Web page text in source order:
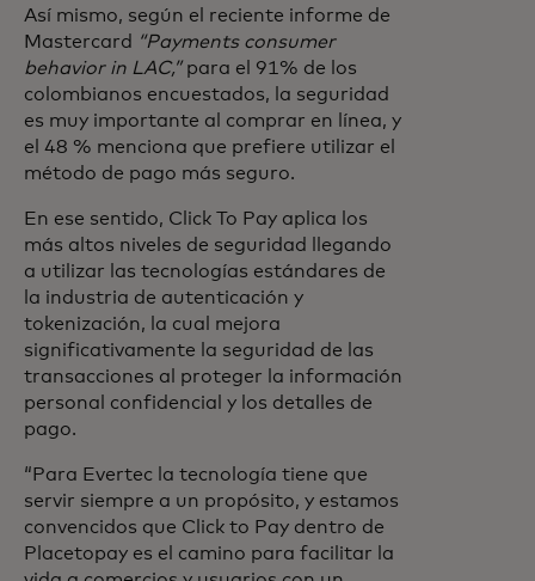
Así mismo, según el reciente informe de
Mastercard “Payments consumer
behavior in LAC,”para el 91% de los
colombianos encuestados, la seguridad
es muy importante al comprar en línea, y
el 48 % menciona que prefiere utilizar el
método de pago más seguro.
En ese sentido, Click To Pay aplica los
más altos niveles de seguridad llegando
a utilizar las tecnologías estándares de
la industria de autenticación y
tokenización, la cual mejora
significativamente la seguridad de las
transacciones al proteger la información
personal confidencial y los detalles de
pago.
“Para Evertec la tecnología tiene que
servir siempre a un propósito, y estamos
convencidos que Click to Pay dentro de
Placetopay es el camino para facilitar la